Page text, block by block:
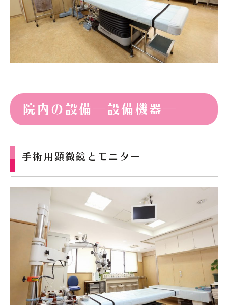
院内の設備―設備機器―
手術用顕微鏡とモニター